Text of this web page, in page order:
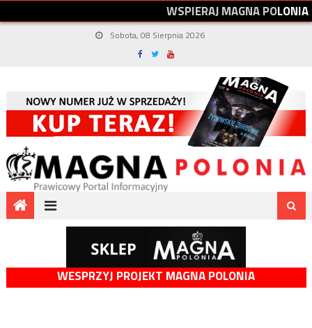
WSPIERAJMAGNAPOLONIA
Sobota, 08 Sierpnia 2026
WESPRZYJ PROJEKT MAGNA POLONIA